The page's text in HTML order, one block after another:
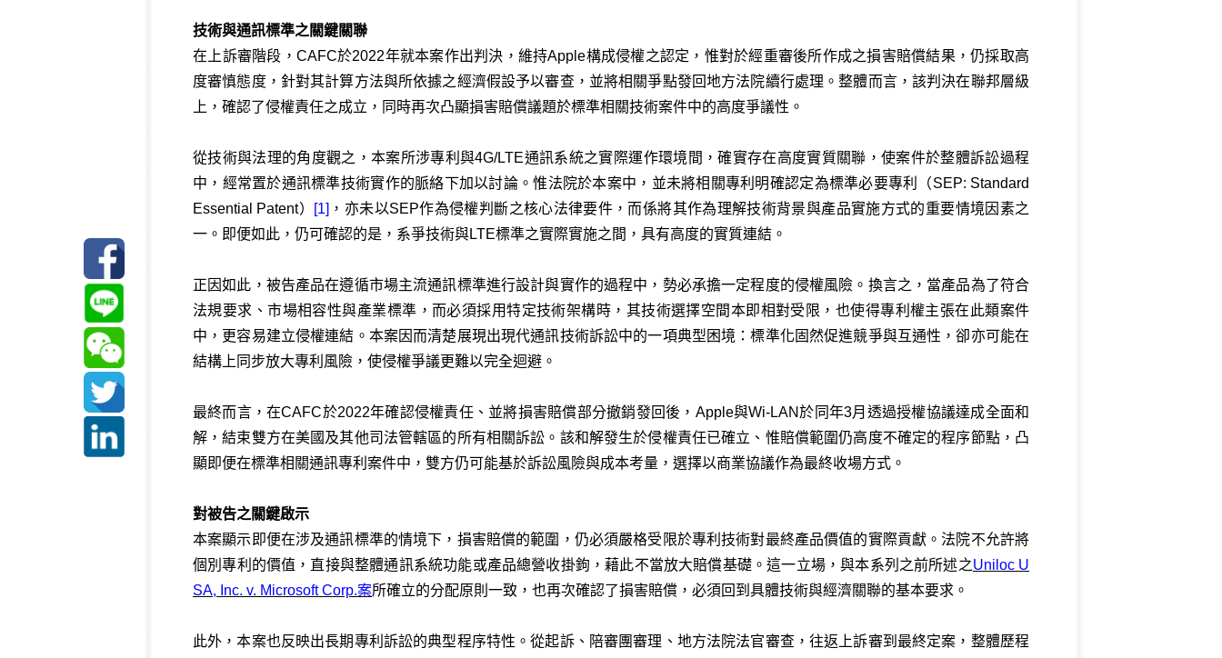
技術與通訊標準之關鍵關聯
在上訴審階段，CAFC於2022年就本案作出判決，維持Apple構成侵權之認定，惟對於經重審後所作成之損害賠償結果，仍採取高
度審慎態度，針對其計算方法與所依據之經濟假設予以審查，並將相關爭點發回地方法院續行處理。整體而言，該判決在聯邦層級
上，確認了侵權責任之成立，同時再次凸顯損害賠償議題於標準相關技術案件中的高度爭議性。
從技術與法理的角度觀之，本案所涉專利與4G/LTE通訊系統之實際運作環境間，確實存在高度實質關聯，使案件於整體訴訟過程
中，經常置於通訊標準技術實作的脈絡下加以討論。惟法院於本案中，並未將相關專利明確認定為標準必要專利（SEP: Standard
Essential Patent）
[1] ，亦未以SEP作為侵權判斷之核心法律要件，而係將其作為理解技術背景與產品實施方式的重要情境因素之
一。即便如此，仍可確認的是，系爭技術與LTE標準之實際實施之間，具有高度的實質連結。
正因如此，被告產品在遵循市場主流通訊標準進行設計與實作的過程中，勢必承擔一定程度的侵權風險。換言之，當產品為了符合
法規要求、市場相容性與產業標準，而必須採用特定技術架構時，其技術選擇空間本即相對受限，也使得專利權主張在此類案件
中，更容易建立侵權連結。本案因而清楚展現出現代通訊技術訴訟中的一項典型困境：標準化固然促進競爭與互通性，卻亦可能在
結構上同步放大專利風險，使侵權爭議更難以完全迴避。
最終而言，在CAFC於2022年確認侵權責任、並將損害賠償部分撤銷發回後，Apple與Wi‑LAN於同年3月透過授權協議達成全面和
解，結束雙方在美國及其他司法管轄區的所有相關訴訟。該和解發生於侵權責任已確立、惟賠償範圍仍高度不確定的程序節點，凸
顯即便在標準相關通訊專利案件中，雙方仍可能基於訴訟風險與成本考量，選擇以商業協議作為最終收場方式。
對被告之關鍵啟示
本案顯示即便在涉及通訊標準的情境下，損害賠償的範圍，仍必須嚴格受限於專利技術對最終產品價值的實際貢獻。法院不允許將
個別專利的價值，直接與整體通訊系統功能或產品總營收掛鉤，藉此不當放大賠償基礎。這一立場，與本系列之前所述之Uniloc U
SA, Inc. v. Microsoft Corp.案所確立的分配原則一致，也再次確認了損害賠償，必須回到具體技術與經濟關聯的基本要求。
此外，本案也反映出長期專利訴訟的典型程序特性。從起訴、陪審團審理、地方法院法官審查，往返上訴審到最終定案，整體歷程